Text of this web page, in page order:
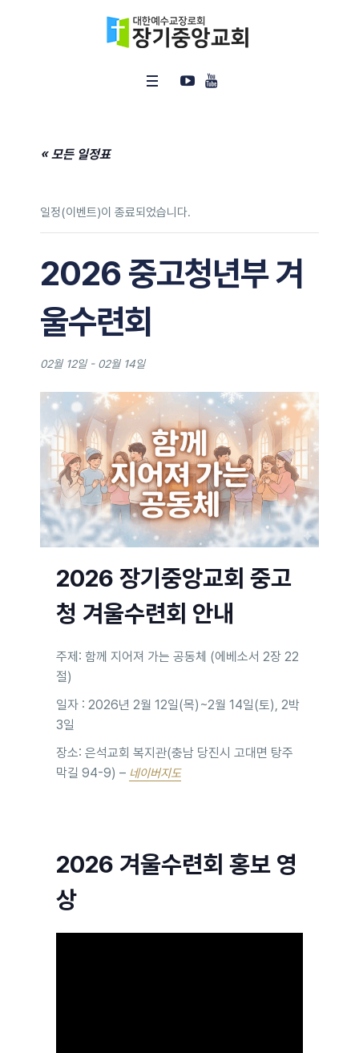
« 모든 일정표
일정(이벤트)이 종료되었습니다.
2026 중고청년부 겨
울수련회
02월 12일- 02월 14일
2026 장기중앙교회 중고
청 겨울수련회 안내
주제: 함께 지어져 가는 공동체 (에베소서 2장 22
절)
일자 : 2026년 2월 12일(목)~2월 14일(토), 2박
3일
장소: 은석교회 복지관(충남 당진시 고대면 탕주
막길 94-9) – 네이버지도
2026 겨울수련회 홍보 영
상